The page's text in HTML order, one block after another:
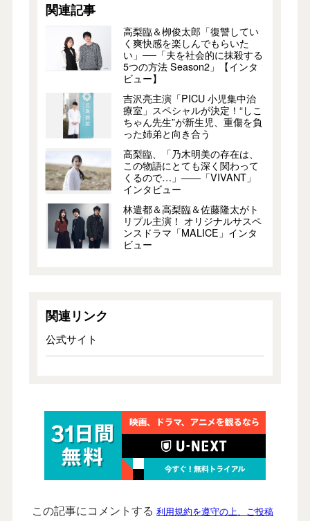
関連記事
高梨臨＆栁俊太郎「復讐してい
く爽快感を楽しんでもらいた
い」──「夫を社会的に抹殺する
5つの方法 Season2」【インタ
ビュー】
吉沢亮主演「PICU 小児集中治
療室」スペシャルが決定！“しこ
ちゃん先生”が新生児、重傷を負
った姉弟と向き合う
高梨臨、「乃木明美の存在は、
この物語にとても深く関わって
くるので…」――「VIVANT」
インタビュー
林遣都＆高梨臨＆佐藤隆太がト
リプル主演！ オリジナルサスペ
ンスドラマ「MALICE」インタ
ビュー
関連リンク
公式サイト